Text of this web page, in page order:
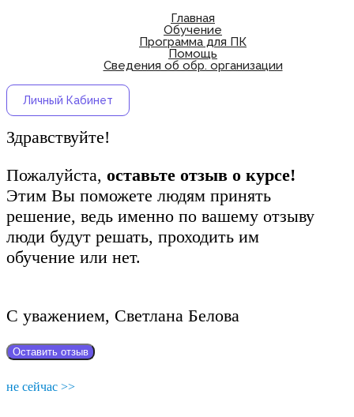
Главная
Обучение
Программа для ПК
Помощь
Сведения об обр. организации
Личный Кабинет
Здравствуйте!
Пожалуйста, оставьте отзыв о курсе!
Этим Вы поможете людям принять
решение, ведь именно по вашему отзыву
люди будут решать, проходить им
обучение или нет.
С уважением, Светлана Белова
Оставить отзыв
не сейчас >>